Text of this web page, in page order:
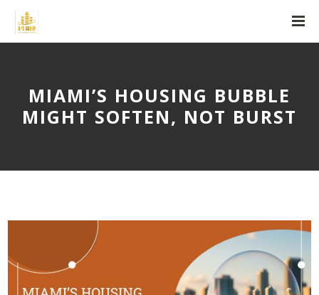
MIAMI’S HOUSING BUBBLE
MIGHT SOFTEN, NOT BURST